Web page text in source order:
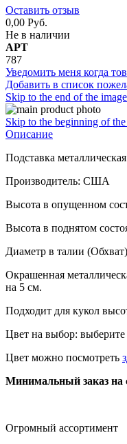
Оставить отзыв
0,00 Руб.
Не в наличии
АРТ
787
Уведомить меня когда
Добавить в список
Skip to the end of the
Skip to the beginning of
Описание
Подставка
Производитель: США
Высота в опущенном
Высота в поднятом
Диаметр в талии
Окрашенная
на 5 см.
Подходит для кукол
Цвет на выбор:
Цвет можно посмотреть
Минимальный заказ на
Огромный ассортимент